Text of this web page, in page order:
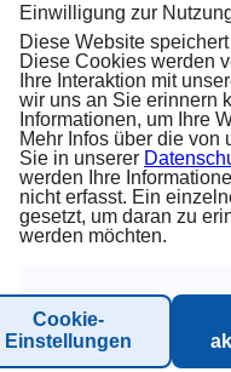
Kabinengrüsse
Presse
Carnival Check-In
© 2026 Inter-
Einwilligung zur
Diese Website
Diese Cookies werden
Ihre Interaktion mit
wir uns an Sie erinnern
Informationen, um Ihre
Mehr Infos über die von
Sie in unserer
werden Ihre
nicht erfasst. Ein
gesetzt, um daran zu
werden möchten.
Cookie-
Einstellungen